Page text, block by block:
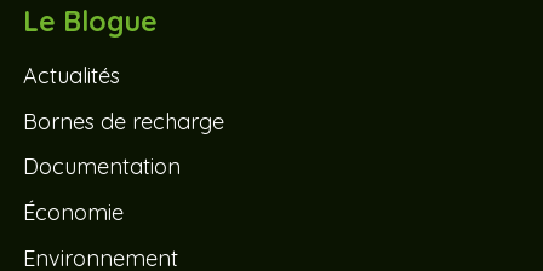
Le Blogue
Actualités
Bornes de recharge
Documentation
Économie
Environnement